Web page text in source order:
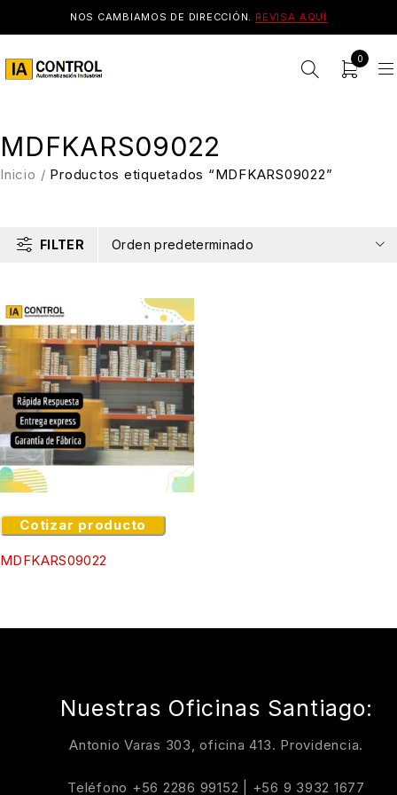
NOS CAMBIAMOS DE DIRECCIÓN. REVISA AQUÍ
0
MDFKARS09022
Inicio / Productos etiquetados “MDFKARS09022”
FILTER Orden predeterminado
Cotizar producto
MDFKARS09022
Nuestras Oficinas Santiago:
Antonio Varas 303, oficina 413. Providencia.
Teléfono +56 2286 99152 +56 9 3932 1677